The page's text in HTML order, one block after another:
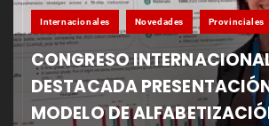
Internacionales Novedades Provinciales
CONGRESO
DESTACADA
MODELO DE